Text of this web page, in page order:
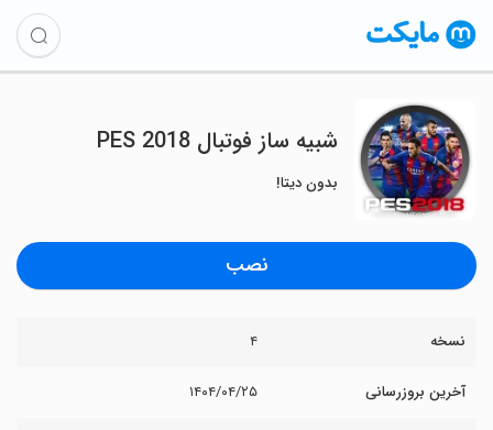
‏شبیه ساز فوتبال PES 2018
بدون دیتا!
نصب
نسخه ۴
آخرین بروزرسانی ۱۴۰۴/۰۴/۲۵